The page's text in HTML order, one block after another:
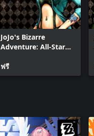
JoJo's Bizarre
Adventure: All-Star
Costume Green
Dolphin Street State
ฟรี